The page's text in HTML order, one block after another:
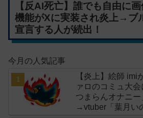
【反AI死亡】誰でも自由に
機能がXに実装され炎上→ブ
宣言する人が続出！
今月の人気記事
【炎上】絵師 imi
ァロのコミュ大
つまらんオナニ
→vtuber「葉月い